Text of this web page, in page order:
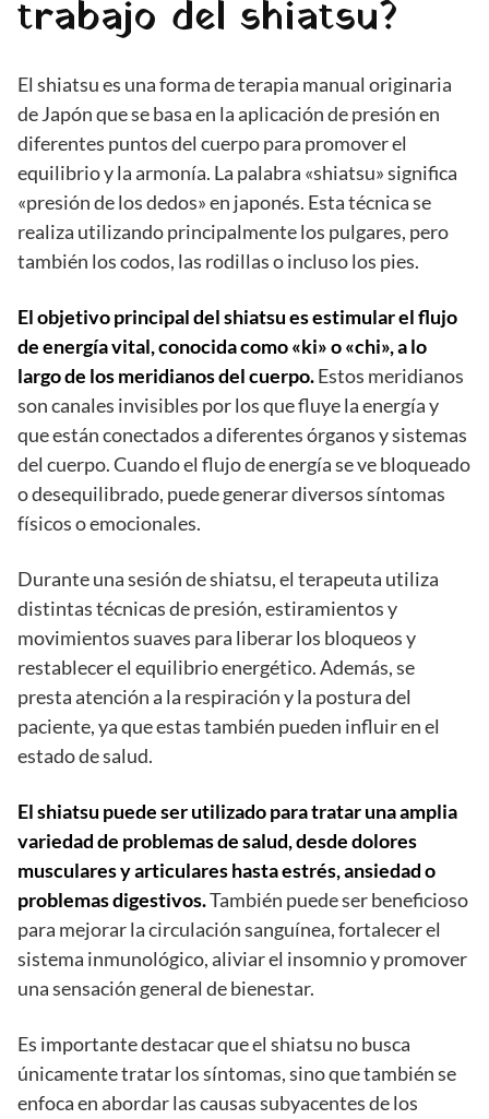
trabajo del shiatsu?
El shiatsu es una forma de terapia manual originaria
de Japón que se basa en la aplicación de presión en
diferentes puntos del cuerpo para promover el
equilibrio y la armonía. La palabra «shiatsu» significa
«presión de los dedos» en japonés. Esta técnica se
realiza utilizando principalmente los pulgares, pero
también los codos, las rodillas o incluso los pies.
El objetivo principal del shiatsu es estimular el flujo
de energía vital, conocida como «ki» o «chi», a lo
largo de los meridianos del cuerpo.Estos meridianos
son canales invisibles por los que fluye la energía y
que están conectados a diferentes órganos y sistemas
del cuerpo. Cuando el flujo de energía se ve bloqueado
o desequilibrado, puede generar diversos síntomas
físicos o emocionales.
Durante una sesión de shiatsu, el terapeuta utiliza
distintas técnicas de presión, estiramientos y
movimientos suaves para liberar los bloqueos y
restablecer el equilibrio energético. Además, se
presta atención a la respiración y la postura del
paciente, ya que estas también pueden influir en el
estado de salud.
El shiatsu puede ser utilizado para tratar una amplia
variedad de problemas de salud, desde dolores
musculares y articulares hasta estrés, ansiedad o
problemas digestivos.También puede ser beneficioso
para mejorar la circulación sanguínea, fortalecer el
sistema inmunológico, aliviar el insomnio y promover
una sensación general de bienestar.
Es importante destacar que el shiatsu no busca
únicamente tratar los síntomas, sino que también se
enfoca en abordar las causas subyacentes de los